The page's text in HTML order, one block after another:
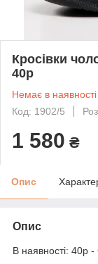
Кросівки
40р
Немає в наявності
Код: 1902/5
1 580 ₴
Опис
Опис
В наявності: 40р